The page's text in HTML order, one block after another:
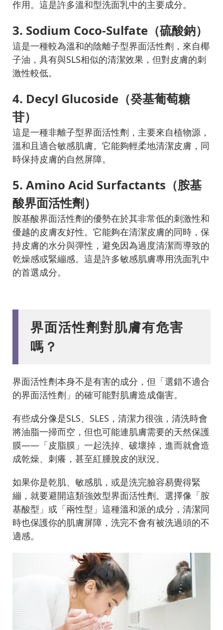
作用。這是許多溫和型洗面乳中的主要成分。
3. Sodium Coco-Sulfate（硫酸鈉）
這是一種較為溫和的陰離子型界面活性劑，來自椰
子油，具有與SLS相似的清潔效果，但對皮膚的刺
激性較低。
4. Decyl Glucoside（癸基葡萄糖
苷）
這是一種非離子型界面活性劑，主要來自植物源，
溫和且適合敏感肌膚。它能夠輕柔地清潔皮膚，同
時保持皮膚的自然屏障。
5. Amino Acid Surfactants（胺基
酸界面活性劑）
胺基酸界面活性劑的優勢在於其非常低的刺激性和
優越的皮膚友好性。它能夠在清潔皮膚的同時，保
持皮膚的水分與彈性，避免因為過度清潔而導致的
乾燥感或緊繃感。這是許多敏感肌膚專用洗面乳中
的首選成分。
界面活性劑對肌膚有危害
嗎？
界面活性劑本身不是有害的成分，但「選錯不適合
的界面活性劑」的確可能對肌膚造成傷害。
有些成分像是SLS、SLES，清潔力很強，清洗時會
將油脂一掃而空，但也可能連肌膚需要的天然保護
膜——「皮脂膜」一起洗掉、破壞掉，進而就會造
成乾燥、刺癢，甚至紅腫脫皮的狀況。
如果你是乾肌、敏感肌，或是洗完臉容易覺得緊
繃，就要避開這類強效型界面活性劑。選擇像「胺
基酸型」或「兩性型」這種溫和派的成分，清潔同
時也保護你的肌膚屏障，洗完不會有被洗過頭的不
適感。